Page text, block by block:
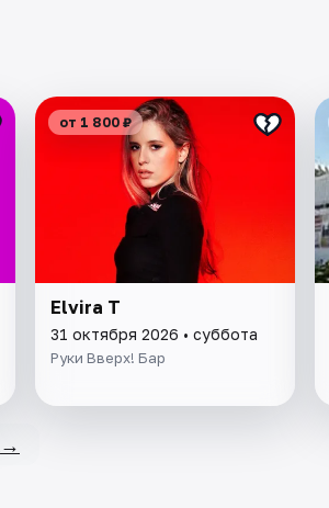
от 1 800 ₽
Elvira T
31 октября 2026 • суббота
Руки Вверх! Бар
→